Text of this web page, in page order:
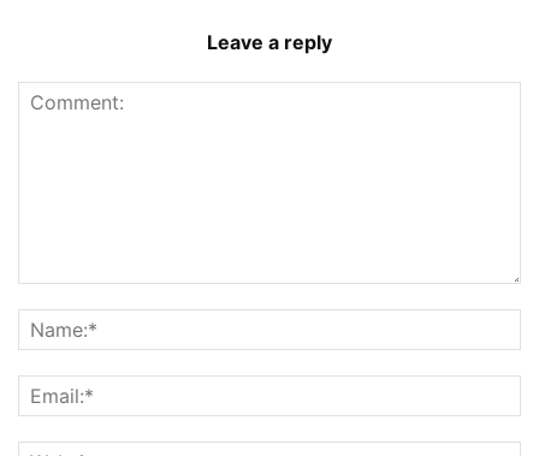
Leave a reply